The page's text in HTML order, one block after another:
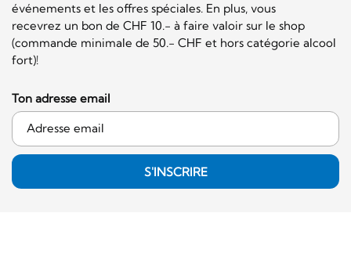
événements et les offres spéciales. En plus, vous
recevrez un bon de CHF 10.- à faire valoir sur le shop
(commande minimale de 50.- CHF et hors catégorie alcool
fort)!
Ton adresse email
S'INSCRIRE